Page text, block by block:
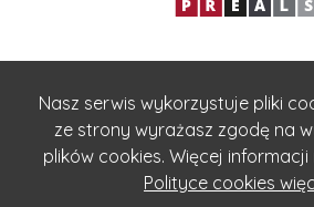
Nasz serwis wykorzystuje pliki
ze strony wyrażasz zgodę na
plików cookies. Więcej
Polityce cookies